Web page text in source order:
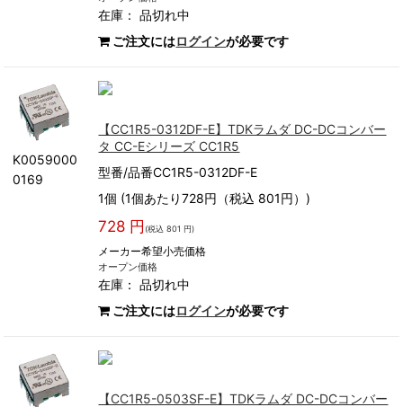
在庫：品切れ中
ご注文にはログインが必要です
K0059000
0169
【CC1R5-0312DF-E】TDKラムダ DC-DCコンバー
タ CC-Eシリーズ CC1R5
型番/品番CC1R5-0312DF-E
1個 (1個あたり728円（税込 801円）)
728 円 (税込 801 円)
メーカー希望小売価格
オープン価格
在庫：品切れ中
ご注文にはログインが必要です
【CC1R5-0503SF-E】TDKラムダ DC-DCコンバー